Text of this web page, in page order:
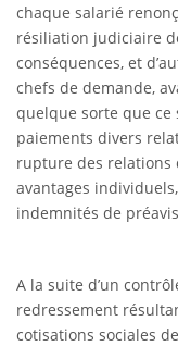
chaque salarié
résiliation judiciaire
conséquences, et
chefs de demande,
quelque sorte que
paiements divers
rupture des relations
avantages
indemnités de
A la suite d’un
redressement
cotisations sociales